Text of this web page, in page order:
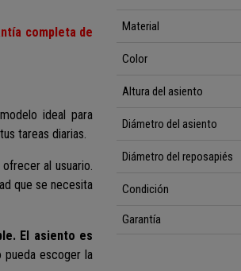
completa de
modelo ideal para
tareas diarias.
al usuario.
que se necesita
El asiento es
pueda escoger la
Material
Color
Altura del asiento
Diámetro del asiento
Diámetro del reposapiés
Condición
Garantía